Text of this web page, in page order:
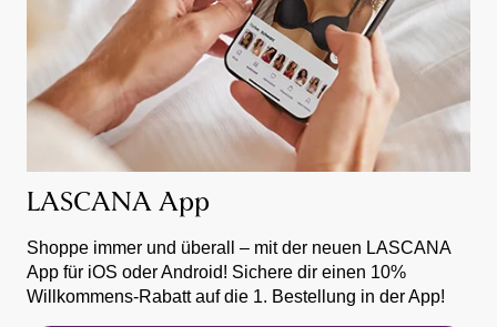
LASCANA App
Shoppe immer und überall – mit der neuen LASCANA
App für iOS oder Android! Sichere dir einen 10%
Willkommens-Rabatt auf die 1. Bestellung in der App!